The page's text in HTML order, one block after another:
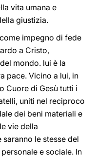
vita umana e
giustizia.
impegno di fede
a Cristo,
mondo. lui è la
pace. Vicino a lui, in
Cuore di Gesù tutti i
uniti nel reciproco
dei beni materiali e
vie della
le stesse del
e sociale. In